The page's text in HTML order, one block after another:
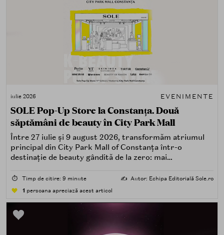
iulie 2026 EVENIMENTE
SOLE Pop-Up Store la Constanța. Două
săptămâni de beauty în City Park Mall
Între 27 iulie și 9 august 2026, transformăm atriumul
principal din City Park Mall of Constanța într-o
destinație de beauty gândită de la zero: mai
care îți place, de fapt, să descoperi produse — testând,
atingând, comparând, întrebând.
⏱️ Timp de citire: 9 minute ✍️ Autor: Echipa Editorială Sole.ro
1 persoana apreciază acest articol